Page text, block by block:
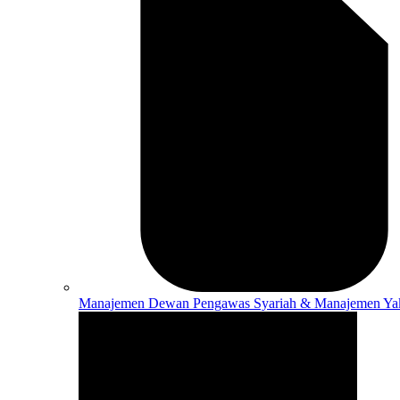
Manajemen Dewan Pengawas Syariah & Manajemen